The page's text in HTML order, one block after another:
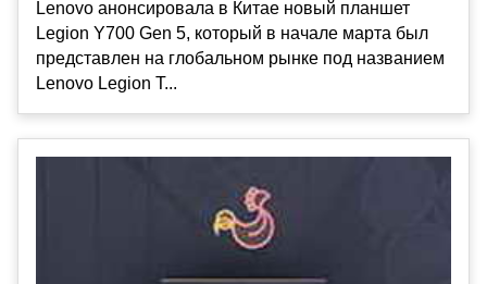
Lenovo анонсировала в Китае новый планшет
Legion Y700 Gen 5, который в начале марта был
представлен на глобальном рынке под названием
Lenovo Legion T...